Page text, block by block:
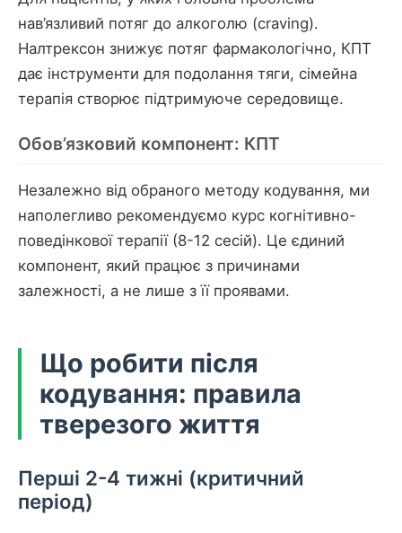
нав’язливий потяг до алкоголю (craving).
Налтрексон знижує потяг фармакологічно, КПТ
дає інструменти для подолання тяги, сімейна
терапія створює підтримуюче середовище.
Обов’язковий компонент: КПТ
Незалежно від обраного методу кодування, ми
наполегливо рекомендуємо курс когнітивно-
поведінкової терапії (8-12 сесій). Це єдиний
компонент, який працює з причинами
залежності, а не лише з її проявами.
Що робити після
кодування: правила
тверезого життя
Перші 2-4 тижні (критичний
період)